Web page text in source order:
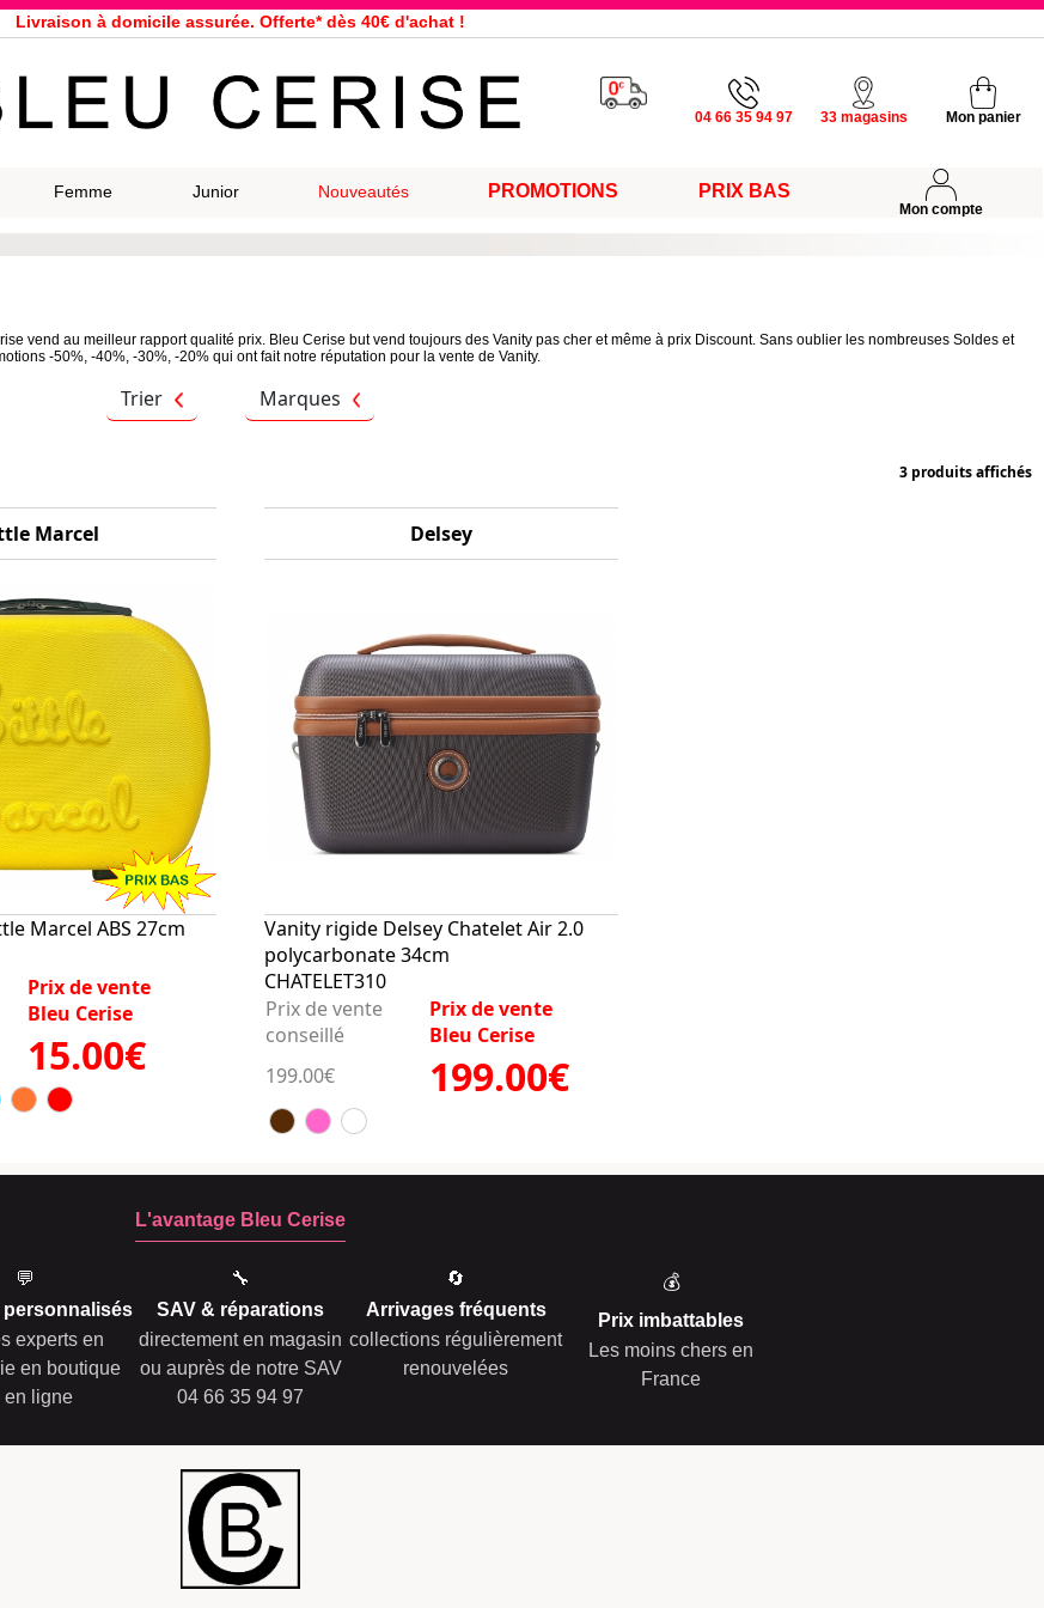
Livraison à domicile assurée. Offerte* dès 40€ d'achat !
jour même pour toutes commandes passées avant 12h, du lundi au vendredi
magasins répartis dans la France. Un à proximité de chez vous ?
04 66 35 94 97 33 magasins Mon panier
Femme Junior Nouveautés PROMOTIONS PRIX BAS
Mon compte
vend au meilleur rapport qualité prix. Bleu Cerise but vend toujours des Vanity pas cher et même à prix Discount. Sans oublier les nombreuses Soldes et
-50%, -40%, -30%, -20% qui ont fait notre réputation pour la vente de Vanity.
Trier Marques
3 produits affichés
Marcel
Marcel ABS 27cm
Prix de vente
Bleu Cerise
15.00€
Delsey
Vanity rigide Delsey Chatelet Air 2.0
polycarbonate 34cm
CHATELET310
Prix de vente
conseillé
Prix de vente
Bleu Cerise
199.00€
199.00€
L'avantage Bleu Cerise
💬
experts en
en boutique
en ligne
🔧
SAV & réparations
directement en magasin
ou auprès de notre SAV
04 66 35 94 97
🔄
Arrivages fréquents
collections régulièrement
renouvelées
💰
Prix imbattables
Les moins chers en
France